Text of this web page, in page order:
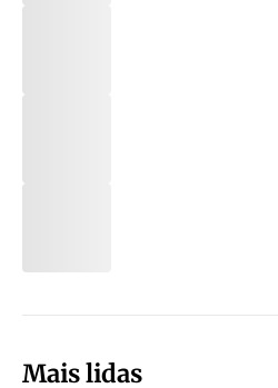
Mais lidas